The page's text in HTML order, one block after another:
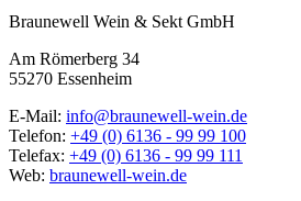
Braunewell Wein & Sekt GmbH
Am Römerberg 34
55270 Essenheim
E-Mail: info@braunewell-wein.de
Telefon: +49 (0) 6136 - 99 99 100
Telefax: +49 (0) 6136 - 99 99 111
Web: braunewell-wein.de